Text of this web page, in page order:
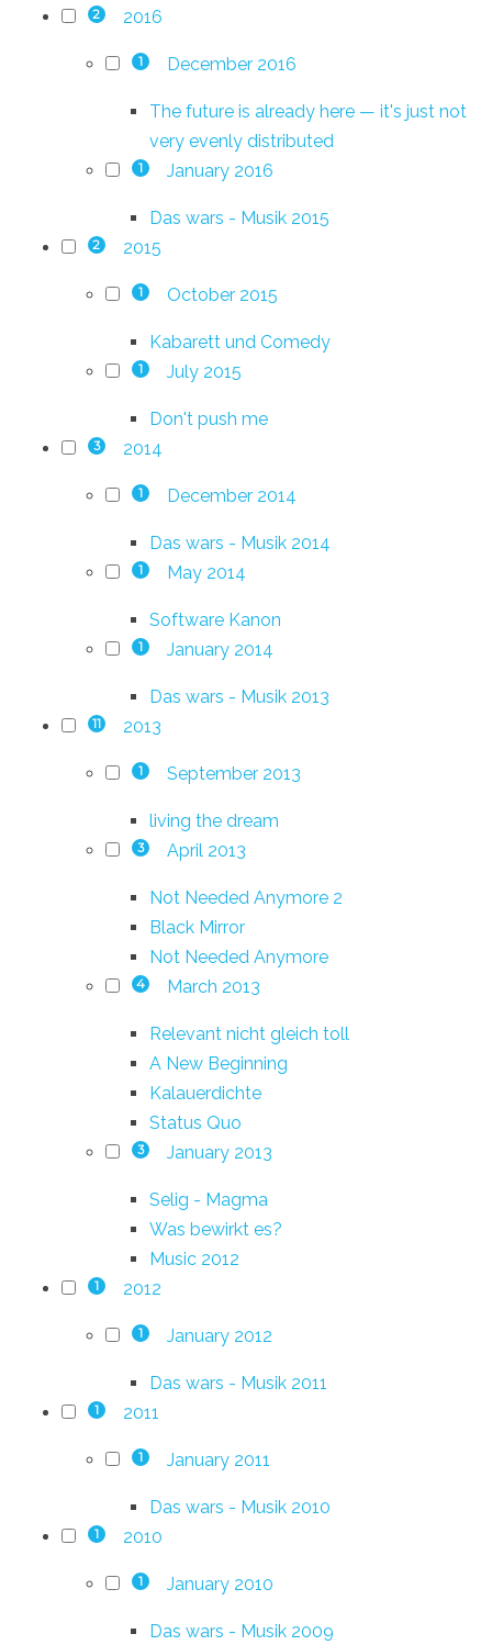
2 2016
1 December 2016
The future is already here — it's just not
very evenly distributed
1 January 2016
Das wars - Musik 2015
2 2015
1 October 2015
Kabarett und Comedy
1 July 2015
Don't push me
3 2014
1 December 2014
Das wars - Musik 2014
1 May 2014
Software Kanon
1 January 2014
Das wars - Musik 2013
11 2013
1 September 2013
living the dream
3 April 2013
Not Needed Anymore 2
Black Mirror
Not Needed Anymore
4 March 2013
Relevant nicht gleich toll
A New Beginning
Kalauerdichte
Status Quo
3 January 2013
Selig - Magma
Was bewirkt es?
Music 2012
1 2012
1 January 2012
Das wars - Musik 2011
1 2011
1 January 2011
Das wars - Musik 2010
1 2010
1 January 2010
Das wars - Musik 2009